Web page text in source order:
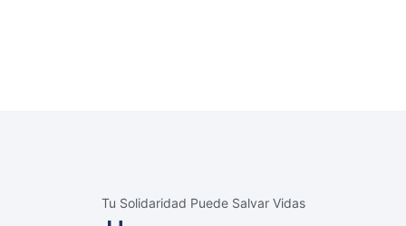
Tu Solidaridad Puede Salvar Vidas